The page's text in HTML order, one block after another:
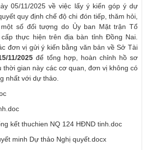
05/11/2025 về việc lấy ý kiến góp ý dự
quy định chế độ chi đón tiếp, thăm hỏi,
số đối tượng do Ủy ban Mặt trận Tổ
thực hiện trên địa bàn tỉnh Đồng Nai.
đơn vị gửi ý kiến bằng văn bản về Sở Tài
11/2025để tổng hợp, hoàn chỉnh hồ sơ
thời gian này các cơ quan, đơn vị không có
nhất với dự thảo.
kết thuchien NQ 124 HĐND tinh.doc
minh Dự thảo Nghị quyết.docx